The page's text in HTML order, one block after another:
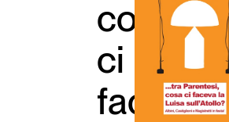
cosa
ci
faceva